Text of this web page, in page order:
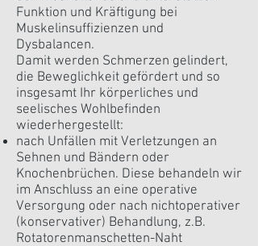
Funktion und Kräftigung bei
Muskelinsuffizienzen und
Dysbalancen.
Damit werden Schmerzen gelindert,
die Beweglichkeit gefördert und so
insgesamt Ihr körperliches und
seelisches Wohlbefinden
wiederhergestellt:
nach Unfällen mit Verletzungen an
Sehnen und Bändern oder
Knochenbrüchen. Diese behandeln wir
im Anschluss an eine operative
Versorgung oder nach nichtoperativer
(konservativer) Behandlung, z.B.
Rotatorenmanschetten-Naht